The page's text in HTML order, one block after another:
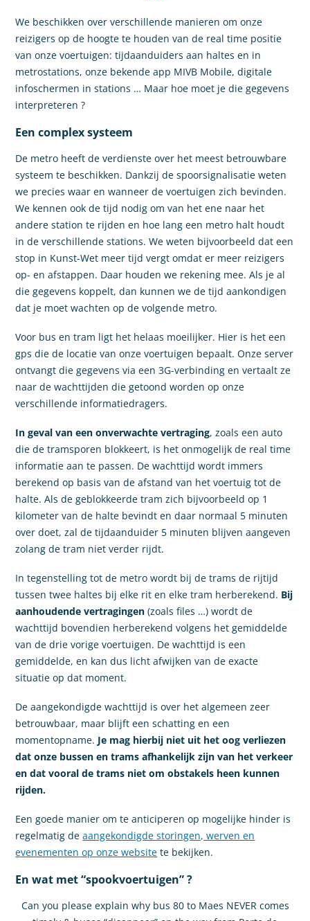
We beschikken over verschillende manieren om onze
reizigers op de hoogte te houden van de real time positie
van onze voertuigen: tijdaanduiders aan haltes en in
metrostations, onze bekende app MIVB Mobile, digitale
infoschermen in stations … Maar hoe moet je die gegevens
interpreteren ?
Een complex systeem
De metro heeft de verdienste over het meest betrouwbare
systeem te beschikken. Dankzij de spoorsignalisatie weten
we precies waar en wanneer de voertuigen zich bevinden.
We kennen ook de tijd nodig om van het ene naar het
andere station te rijden en hoe lang een metro halt houdt
in de verschillende stations. We weten bijvoorbeeld dat een
stop in Kunst-Wet meer tijd vergt omdat er meer reizigers
op- en afstappen. Daar houden we rekening mee. Als je al
die gegevens koppelt, dan kunnen we de tijd aankondigen
dat je moet wachten op de volgende metro.
Voor bus en tram ligt het helaas moeilijker. Hier is het een
gps die de locatie van onze voertuigen bepaalt. Onze server
ontvangt die gegevens via een 3G-verbinding en vertaalt ze
naar de wachttijden die getoond worden op onze
verschillende informatiedragers.
In geval van een onverwachte vertraging, zoals een auto
die de tramsporen blokkeert, is het onmogelijk de real time
informatie aan te passen. De wachttijd wordt immers
berekend op basis van de afstand van het voertuig tot de
halte. Als de geblokkeerde tram zich bijvoorbeeld op 1
kilometer van de halte bevindt en daar normaal 5 minuten
over doet, zal de tijdaanduider 5 minuten blijven aangeven
zolang de tram niet verder rijdt.
In tegenstelling tot de metro wordt bij de trams de rijtijd
tussen twee haltes bij elke rit en elke tram herberekend. Bij
aanhoudende vertragingen (zoals files …) wordt de
wachttijd bovendien herberekend volgens het gemiddelde
van de drie vorige voertuigen. De wachttijd is een
gemiddelde, en kan dus licht afwijken van de exacte
situatie op dat moment.
De aangekondigde wachttijd is over het algemeen zeer
betrouwbaar, maar blijft een schatting en een
momentopname. Je mag hierbij niet uit het oog verliezen
dat onze bussen en trams afhankelijk zijn van het verkeer
en dat vooral de trams niet om obstakels heen kunnen
rijden.
Een goede manier om te anticiperen op mogelijke hinder is
regelmatig deaangekondigde storingen, werven en
evenementen op onze website te bekijken.
En wat met “spookvoertuigen” ?
Can you please explain why bus 80 to Maes NEVER comes